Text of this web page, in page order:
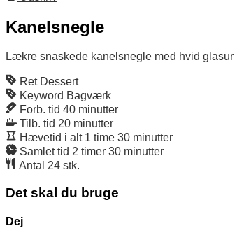
Kanelsnegle
Lækre snaskede kanelsnegle med hvid glasur
Ret Dessert
Keyword Bagværk
Forb. tid 40 minutter
Tilb. tid 20 minutter
Hævetid i alt 1 time 30 minutter
Samlet tid 2 timer 30 minutter
Antal 24 stk.
Det skal du bruge
Dej